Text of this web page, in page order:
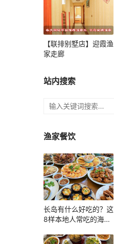
【联排别墅店】迎霞渔
家走廊
站内搜索
渔家餐饮
长岛有什么好吃的？这
8样本地人常吃的海鲜
对了